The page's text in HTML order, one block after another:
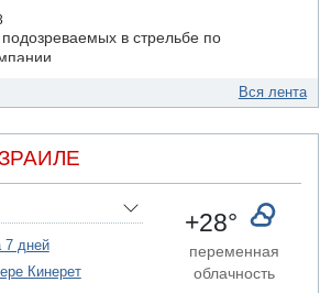
в стрельбе по
пожар на местности
на Израиль в вопросе Ливана
сексшоп в Холоне
Тель-Авиве
Вся лента
7 дней
Кинерет
+28°
переменная
облачность